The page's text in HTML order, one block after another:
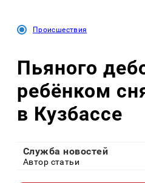
Происшествия
Пьяного
ребёнком
в Кузбассе
Служба новостей
Автор статьи